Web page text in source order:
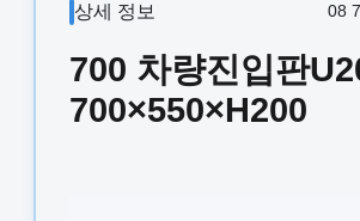
상세 정보 08
700 차량진입판
700×550×H200